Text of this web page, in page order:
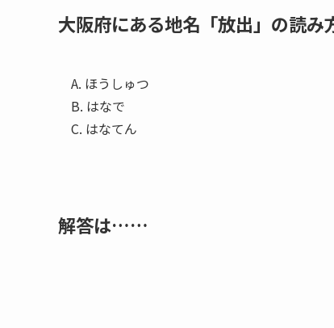
大阪府にある地名「放出」の読み
A. ほうしゅつ
B. はなで
C. はなてん
解答は……